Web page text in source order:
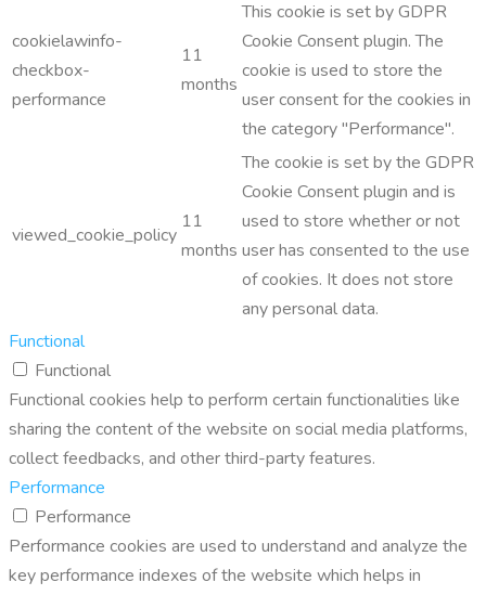
cookielawinfo-
checkbox-
performance
11
months
This cookie is set by GDPR
Cookie Consent plugin. The
cookie is used to store the
user consent for the cookies in
the category "Performance".
viewed_cookie_policy
11
months
The cookie is set by the GDPR
Cookie Consent plugin and is
used to store whether or not
user has consented to the use
of cookies. It does not store
any personal data.
Functional
Functional
Functional cookies help to perform certain functionalities like
sharing the content of the website on social media platforms,
collect feedbacks, and other third-party features.
Performance
Performance
Performance cookies are used to understand and analyze the
key performance indexes of the website which helps in